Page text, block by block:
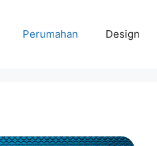
Perumahan Design